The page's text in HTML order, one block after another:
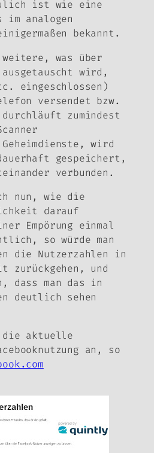
ist wie eine
im analogen
bekannt.
was über
wird,
eingeschlossen)
versendet bzw.
durchläuft zumindest
wird
gespeichert,
verbunden.
nun, wie die
darauf
Empörung einmal
so würde man
die Nutzerzahlen in
zurückgehen, und
dass man das in
deutlich sehen
die aktuelle
an, so